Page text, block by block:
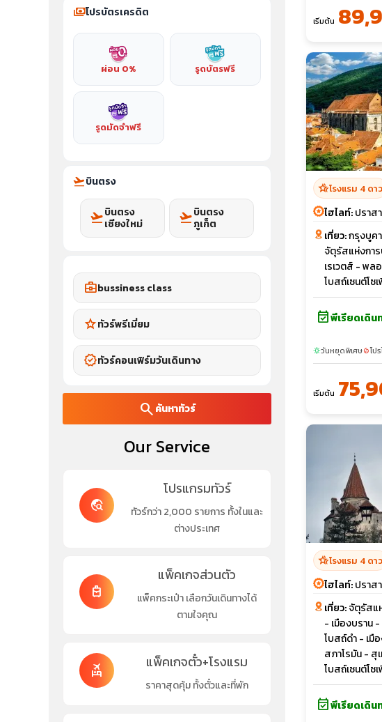
paymentsโปรบัตรเครดิต
ผ่อน 0% รูดบัตรฟรี
รูดมัดจำฟรี
flight_takeoffบินตรง
flight_takeoffบินตรง
เชียงใหม่
flight_takeoffบินตรง
ภูเก็ต
business_centerbussiness class
starทัวร์พรีเมี่ยม
verifiedทัวร์คอนเฟิร์มวันเดินทาง
search ค้นหาทัวร์
Our Service
travel_explore
โปรแกรมทัวร์
ทัวร์กว่า 2,000 รายการ ทั้งในและ
ต่างประเทศ
travel_luggage_and_bags
แพ็คเกจส่วนตัว
แพ็คกระเป๋า เลือกวันเดินทางได้
ตามใจคุณ
flights_and_hotels แพ็คเกจตั๋ว+โรงแรม
ราคาสุดคุ้ม ทั้งตั๋วและที่พัก
เริ่มต้น
hotel_classโรงแรม 4 ดาว
ไฮไลท์:ปราส
เที่ยว:กรุงบูค
จัตุรัสแห่งการ
เรเวตส์ - พล
โบสถ์เซนต์โ
event_availableพีเรียดเดิน
sunnyวันหยุดพิเศษlocal_fire_departmentโป
เริ่มต้น
hotel_classโรงแรม 4 ดาว
ไฮไลท์:ปราส
เที่ยว:จัตุรัสแ
- เมืองบราน
โบสถ์ดำ - เมื
สภาโรมัน - สุ
โบสถ์เซนต์โซ
event_availableพีเรียดเดิน